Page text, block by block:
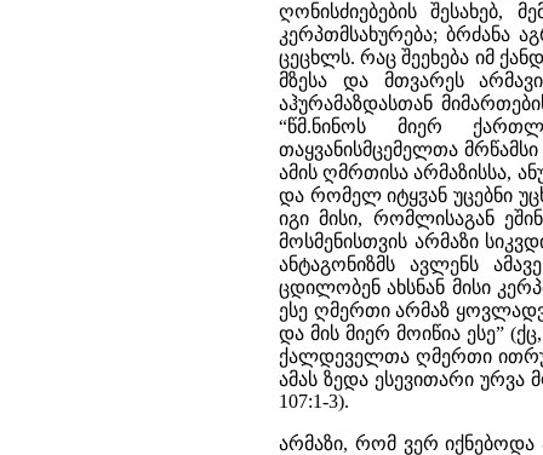
ღონისძიებების შესახებ,
კერპთმსახურება; ბრძანა
ცეცხლს. რაც შეეხება იმ
მზესა და მთვარეს
აჰურამაზდასთან
“წმ.ნინოს მიერ
თაყვანისმცემელთა მრწამსი
ამის ღმრთისა არმაზისსა,
და რომელ იტყჳან უცებნი
იგი მისი, რომლისაგან
მოსმენისთვის არმაზი
ანტაგონიზმს ავლენს
ცდილობენ ახსნან მისი
ესე ღმერთი არმაზ
და მის მიერ მოიწია ესე”
ქალდეველთა ღმერთი
ამას ზედა ესევითარი ურვა
107:1-3).
არმაზი, რომ ვერ იქნებოდა